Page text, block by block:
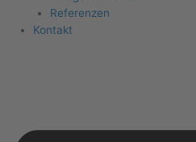
Referenzen
Kontakt